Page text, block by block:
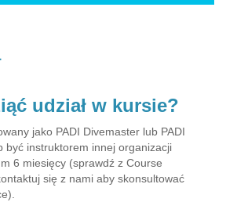
udział w kursie?
jako PADI Divemaster lub PADI
być instruktorem innej organizacji
6 miesięcy (sprawdź z Course
się z nami aby skonsultować